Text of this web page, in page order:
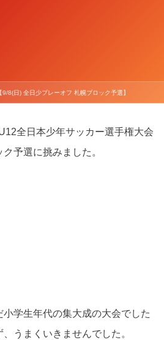
【9/8(日) 全日少プレーオフ 札幌ブロック予選】
全日本少年サッカー選手権大会
予選に挑みました。
小学生年代の集大成の大会でした
うまくいきませんでした。